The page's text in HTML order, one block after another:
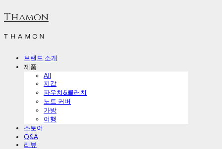
Thamon
브랜드 소개
제품
All
지갑
파우치&클러치
노트 커버
가방
여행
스토어
Q&A
리뷰